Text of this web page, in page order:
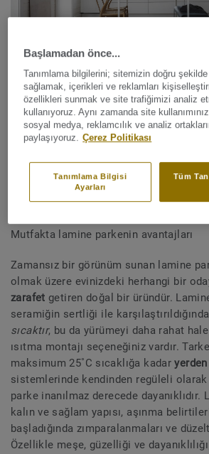
Evet, uygun şekilde bakım
parke mutfak için ideal bir seçimdir.
, şık, doğal ahşap zeminler
mutfaklara uygulanabilir.
Mutfakta lamine parkenin avantajları
Zamansız bir görünüm sunan lamine
olmak üzere evinizdeki herhangi bir
zarafet getiren doğal bir üründür.
seramiğin sertliği ile karşılaştırıldığında
sıcaktır, bu da yürümeyi daha rahat
ısıtma montajı seçeneğiniz vardır.
maksimum 25˚C sıcaklığa kadaryerden
sistemlerinde kendinden regüleli
parke inanılmaz derecede dayanıklıdır.
kalın ve sağlam yapısı, aşınma
başladığında zımparalanmaları ve
Özellikle meşe, güzelliği ve
Başlamadan önce...
Tanımlama bilgilerini; sitemizin doğru şekilde
sağlamak, içerikleri ve reklamları
özellikleri sunmak ve site trafiğimizi analiz
kullanıyoruz. Aynı zamanda site
sosyal medya, reklamcılık ve analiz
paylaşıyoruz. Çerez Politikası
Tüm
Tanımlama Bilgisi
Ayarları